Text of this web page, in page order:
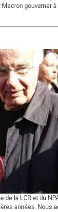
gouverner
mémoire d'Alain
de la LCR et du
années. Nous